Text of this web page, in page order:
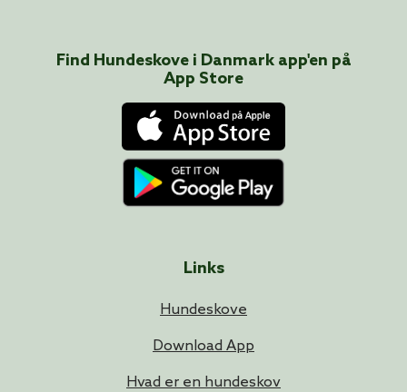
Links
Hundeskove
Download App
Hvad er en hundeskov
Find Hundeskove i Danmark app'en på
App Store